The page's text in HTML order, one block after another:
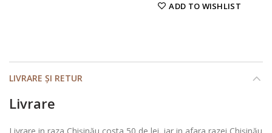
ADD TO WISHLIST
LIVRARE ȘI RETUR
Livrare